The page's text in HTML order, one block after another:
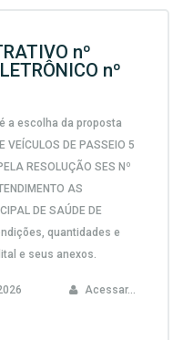
nº
nº
a escolha da proposta
VEÍCULOS DE PASSEIO 5
RESOLUÇÃO SES Nº
AS
DE SAÚDE DE
quantidades e
e seus anexos.
Acessar...